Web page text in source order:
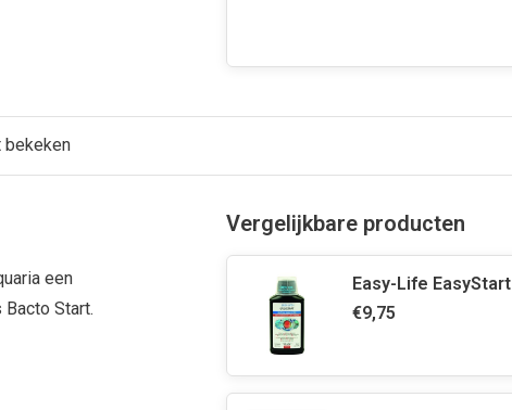
bekeken
een
Start.
Vergelijkbare producten
Easy-Life EasyStart
€9,75